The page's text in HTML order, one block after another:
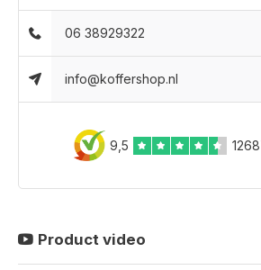
06 38929322
info@koffershop.nl
9,5
Product video